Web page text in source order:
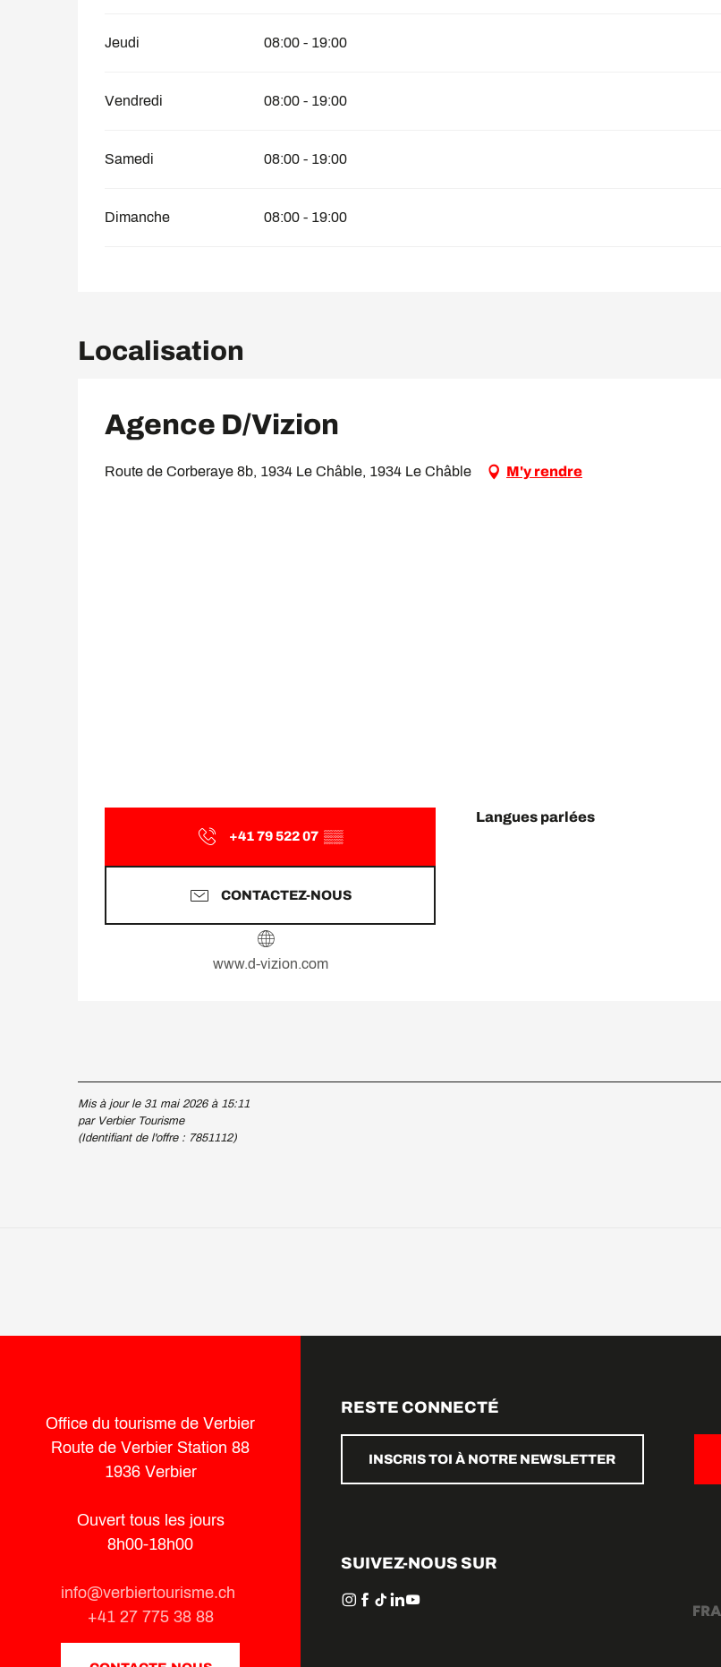
Jeudi 08:00 - 19:00
Vendredi 08:00 - 19:00
Samedi 08:00 - 19:00
Dimanche 08:00 - 19:00
Localisation
Agence D/Vizion
Route de Corberaye 8b, 1934 Le Châble, 1934 Le Châble M'y rendre
+41 79 522 07 ▒▒
CONTACTEZ-NOUS
www.d-vizion.com
Langues parlées
Langues parlées
Mis à jour le 31 mai 2026 à 15:11
par Verbier Tourisme
(Identifiant de l'offre : 7851112)
Office du tourisme de Verbier
Route de Verbier Station 88
1936 Verbier
Ouvert tous les jours
8h00-18h00
info@verbiertourisme.ch
+41 27 775 38 88
RESTE CONNECTÉ
INSCRIS TOI À NOTRE NEWSLETTER
SUIVEZ-NOUS SUR